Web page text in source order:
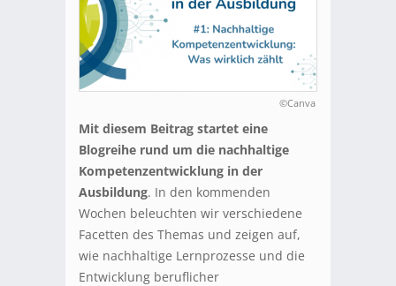
©Canva
Mit diesem Beitrag startet eine
Blogreihe rund um die nachhaltige
Kompetenzentwicklung in der
Ausbildung. In den kommenden
Wochen beleuchten wir verschiedene
Facetten des Themas und zeigen auf,
wie nachhaltige Lernprozesse und die
Entwicklung beruflicher